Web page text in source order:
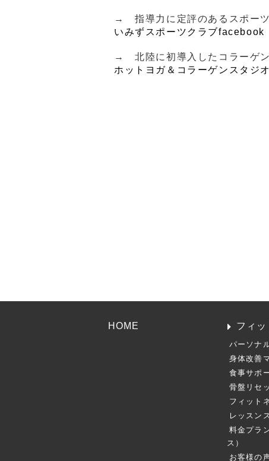
→ 指導力に定評のあるスポー
いみずスポーツクラブfacebook
→ 北陸に初導入したコラーゲ
ホットヨガ＆コラーゲンスタジ
HOME フィッ
パーソナ
身体改善
食事サポ
骨盤リセ
フィット
レッスン
料金プラ
ス）
お客様の